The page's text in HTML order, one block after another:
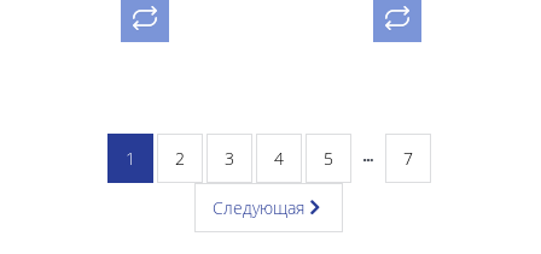
1 2 3 4 5 7
Следующая